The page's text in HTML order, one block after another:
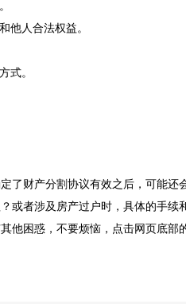
他人合法权益。
式。
了财产分割协议有效之后，可能还
或者涉及房产过户时，具体的手续
困惑，不要烦恼，点击网页底部